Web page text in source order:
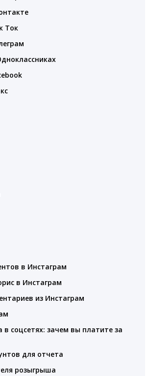
Ток
в Инстаграм
в Инстаграм
из Инстаграм
в соцсетях: зачем вы платите за
для отчета
розыгрыша